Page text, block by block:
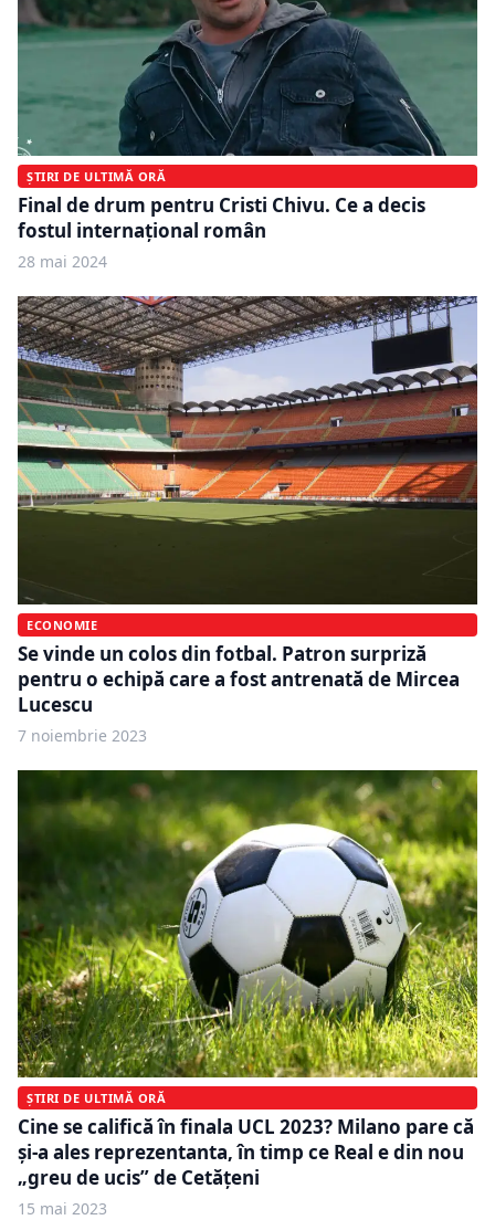
ȘTIRI DE ULTIMĂ ORĂ
Final de drum pentru Cristi Chivu. Ce a decis
fostul internațional român
28 mai 2024
ECONOMIE
Se vinde un colos din fotbal. Patron surpriză
pentru o echipă care a fost antrenată de Mircea
Lucescu
7 noiembrie 2023
ȘTIRI DE ULTIMĂ ORĂ
Cine se califică în finala UCL 2023? Milano pare că
și-a ales reprezentanta, în timp ce Real e din nou
„greu de ucis” de Cetățeni
15 mai 2023